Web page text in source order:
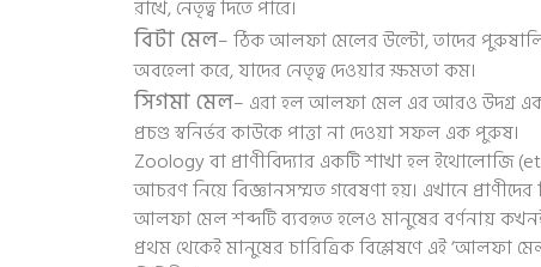
রাখে, নেতৃত্ব দিতে পারে।
বিটা মেল– ঠিক আলফা মেলের উল্টো, তাদের পুরুষালি
অবহেলা করে, যাদের নেতৃত্ব দেওয়ার ক্ষমতা কম।
সিগমা মেল– এরা হল আলফা মেল এর আরও উদগ্র এক
প্রচণ্ড স্বনির্ভর কাউকে পাত্তা না দেওয়া সফল এক পুরুষ।
Zoology বা প্রাণীবিদ্যার একটি শাখা হল ইথোলোজি
আচরণ নিয়ে বিজ্ঞানসম্মত গবেষণা হয়। এখানে
আলফা মেল শব্দটি ব্যবহৃত হলেও মানুষের বর্ণনায়
প্রথম থেকেই মানুষের চারিত্রিক বিশ্লেষণে এই ‘আলফা